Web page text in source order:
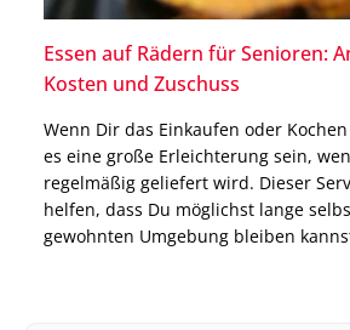
Essen auf Rädern für Senioren:
Kosten und Zuschuss
Wenn Dir das Einkaufen oder
es eine große Erleichterung sein,
regelmäßig geliefert wird. Dieser
helfen, dass Du möglichst lange
gewohnten Umgebung bleiben